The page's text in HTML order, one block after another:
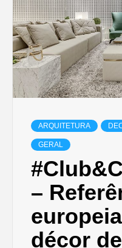
ARQUITETURA
GERAL
–
décor